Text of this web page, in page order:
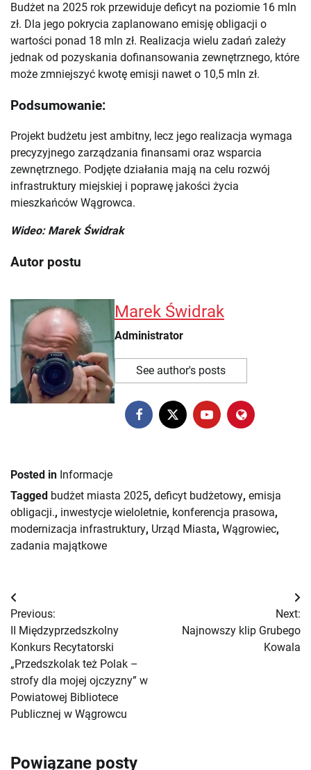
Budżet na 2025 rok przewiduje deficyt na poziomie 16 mln
zł. Dla jego pokrycia zaplanowano emisję obligacji o
wartości ponad 18 mln zł. Realizacja wielu zadań zależy
jednak od pozyskania dofinansowania zewnętrznego, które
może zmniejszyć kwotę emisji nawet o 10,5 mln zł.
Podsumowanie:
Projekt budżetu jest ambitny, lecz jego realizacja wymaga
precyzyjnego zarządzania finansami oraz wsparcia
zewnętrznego. Podjęte działania mają na celu rozwój
infrastruktury miejskiej i poprawę jakości życia
mieszkańców Wągrowca.
Wideo: Marek Świdrak
Autor postu
Marek Świdrak
Administrator
See author's posts
Posted in Informacje
Tagged budżet miasta 2025, deficyt budżetowy, emisja
obligacji., inwestycje wieloletnie, konferencja prasowa,
modernizacja infrastruktury, Urząd Miasta, Wągrowiec,
zadania majątkowe
Nawigacja
wpisu
Previous:
II Międzyprzedszkolny
Konkurs Recytatorski
„Przedszkolak też Polak –
strofy dla mojej ojczyzny” w
Powiatowej Bibliotece
Publicznej w Wągrowcu
Next:
Najnowszy klip Grubego
Kowala
Powiązane posty